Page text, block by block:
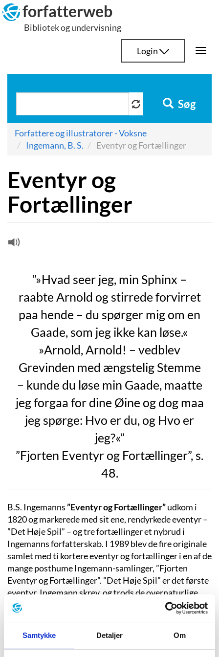
Samtykke Detaljer Om
Hop
til
indhold
forfatterweb
Bibliotek og undervisning
Login
Søg
Forfattere og illustratorer - Voksne
Ingemann, B. S.
Eventyr og Fortællinger
Eventyr og
Fortællinger
”»Hvad seer jeg, min Sphinx –
raabte Arnold og stirrede forvirret
paa hende – du spørger mig om en
Gaade, som jeg ikke kan løse.«
»Arnold, Arnold! – vedblev
Grevinden med ængstelig Stemme
– kunde du løse min Gaade, maatte
jeg forgaa for dine Øine og dog maa
jeg spørge: Hvo er du, og Hvo er
jeg?«”
”Fjorten Eventyr og Fortællinger”, s.
48.
B.S. Ingemanns”Eventyr og Fortællinger”udkom i
1820 og markerede med sit ene, rendyrkede eventyr –
”Det Høje Spil” – og tre fortællinger et nybrud i
Ingemanns forfatterskab. I 1989 blev de fire originale
samlet med ti kortere eventyr og fortællinger i en af de
mange posthume Ingemann-samlinger, ”Fjorten
Eventyr og Fortællinger”. ”Det Høje Spil” er det første
eventyr, Ingemann skrev, og trods de overnaturlige
elementer og alle eventyrelementerne er hverken
for undersøgelse af psyken.